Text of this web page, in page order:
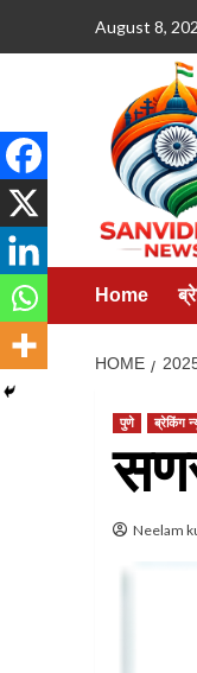
August 8,
Home
HOME
पुणे ब्रेकिंग
Neelam